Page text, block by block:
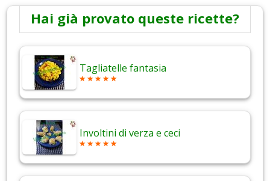
Hai già provato queste ricette?
Tagliatelle fantasia
Involtini di verza e ceci